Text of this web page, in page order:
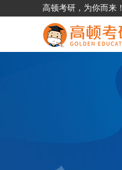
高顿考研，为你而来！